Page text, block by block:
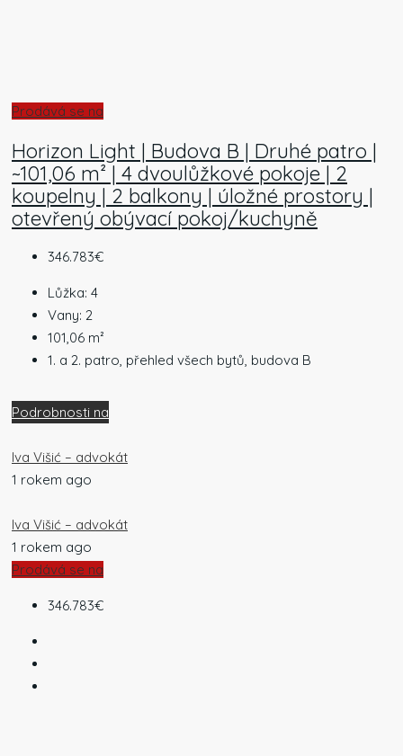
Prodává se na
Horizon Light | Budova B | Druhé patro |
~101,06 m² | 4 dvoulůžkové pokoje | 2
koupelny | 2 balkony | úložné prostory |
otevřený obývací pokoj/kuchyně
346.783€
Lůžka: 4
Vany: 2
101,06 m²
1. a 2. patro, přehled všech bytů, budova B
Podrobnosti na
Iva Višić – advokát
1 rokem ago
Iva Višić – advokát
1 rokem ago
Prodává se na
346.783€